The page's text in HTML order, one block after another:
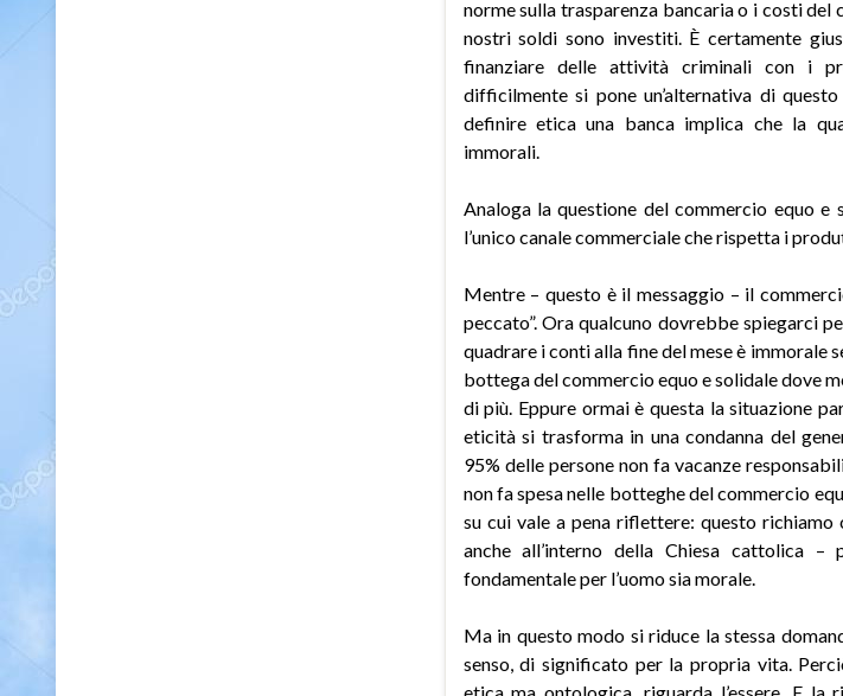
norme sulla trasparenza bancaria o i costi
nostri soldi sono investiti. È certamente
finanziare delle attività criminali con i
difficilmente si pone un’alternativa di
definire etica una banca implica che la
immorali.
Analoga la questione del commercio equo e
l’unico canale commerciale che rispetta i
Mentre – questo è il messaggio – il
peccato”. Ora qualcuno dovrebbe spiegarci
quadrare i conti alla fine del mese è immorale
bottega del commercio equo e solidale dove
di più. Eppure ormai è questa la situazione
eticità si trasforma in una condanna del
95% delle persone non fa vacanze
non fa spesa nelle botteghe del commercio
su cui vale a pena riflettere: questo richiamo
anche all’interno della Chiesa cattolica
fondamentale per l’uomo sia morale.
Ma in questo modo si riduce la stessa
senso, di significato per la propria vita.
etica ma ontologica, riguarda l’essere. E la